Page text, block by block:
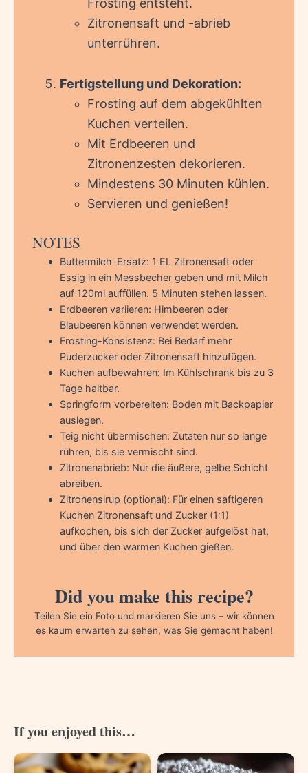
Frosting entsteht.
Zitronensaft und -abrieb
unterrühren.
Fertigstellung und Dekoration:
Frosting auf dem abgekühlten
Kuchen verteilen.
Mit Erdbeeren und
Zitronenzesten dekorieren.
Mindestens 30 Minuten kühlen.
Servieren und genießen!
NOTES
Buttermilch-Ersatz: 1 EL Zitronensaft oder
Essig in ein Messbecher geben und mit Milch
auf 120ml auffüllen. 5 Minuten stehen lassen.
Erdbeeren variieren: Himbeeren oder
Blaubeeren können verwendet werden.
Frosting-Konsistenz: Bei Bedarf mehr
Puderzucker oder Zitronensaft hinzufügen.
Kuchen aufbewahren: Im Kühlschrank bis zu 3
Tage haltbar.
Springform vorbereiten: Boden mit Backpapier
auslegen.
Teig nicht übermischen: Zutaten nur so lange
rühren, bis sie vermischt sind.
Zitronenabrieb: Nur die äußere, gelbe Schicht
abreiben.
Zitronensirup (optional): Für einen saftigeren
Kuchen Zitronensaft und Zucker (1:1)
aufkochen, bis sich der Zucker aufgelöst hat,
und über den warmen Kuchen gießen.
Did you make this recipe?
Teilen Sie ein Foto und markieren Sie uns – wir können
es kaum erwarten zu sehen, was Sie gemacht haben!
If you enjoyed this…